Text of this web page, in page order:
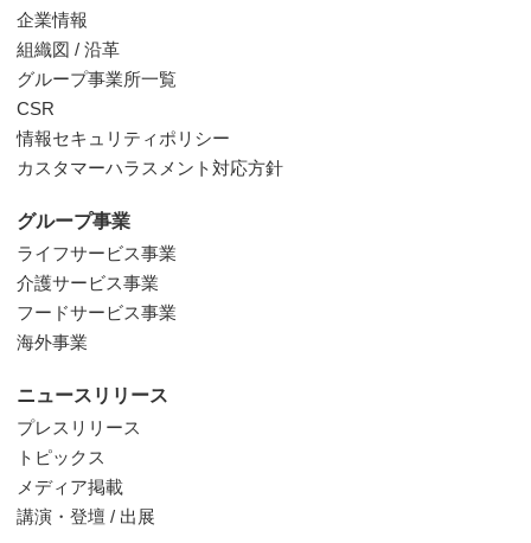
企業情報
組織図 / 沿革
グループ事業所一覧
CSR
情報セキュリティポリシー
カスタマーハラスメント対応方針
グループ事業
ライフサービス事業
介護サービス事業
フードサービス事業
海外事業
ニュースリリース
プレスリリース
トピックス
メディア掲載
講演・登壇 / 出展